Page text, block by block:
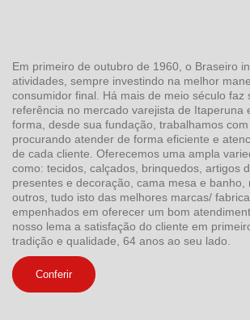
Em primeiro de outubro de 1960, o Braseiro
atividades, sempre investindo na melhor
consumidor final. Há mais de meio século faz
referência no mercado varejista de Itaperuna
forma, desde sua fundação, trabalhamos com
procurando atender de forma eficiente e
de cada cliente. Oferecemos uma ampla
como: tecidos, calçados, brinquedos, artigos
presentes e decoração, cama mesa e banho,
outros, tudo isto das melhores marcas/
empenhados em oferecer um bom
nosso lema a satisfação do cliente em
tradição e qualidade, 64 anos ao seu lado.
Conferir